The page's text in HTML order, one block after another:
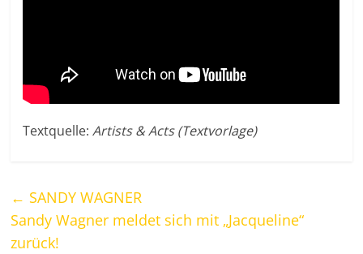
Textquelle:Artists & Acts (Textvorlage)
← SANDY WAGNER
Sandy Wagner meldet sich mit „Jacqueline“
zurück!